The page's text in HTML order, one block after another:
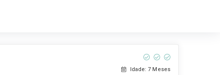
Idade: 7 Meses